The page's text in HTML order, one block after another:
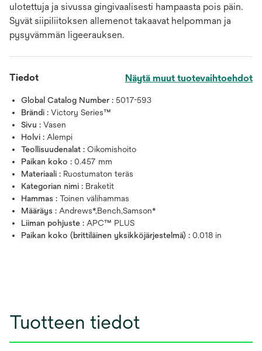
ulotettuja ja sivussa gingivaalisesti hampaasta pois päin.
Syvät siipiliitoksen allemenot takaavat helpomman ja
pysyvämmän ligeerauksen.
Tiedot Näytä muut tuotevaihtoehdot
Global Catalog Number : 5017-593
Brändi : Victory Series™
Sivu : Vasen
Holvi : Alempi
Teollisuudenalat : Oikomishoito
Paikan koko : 0.457 mm
Materiaali : Ruostumaton teräs
Kategorian nimi : Braketit
Hammas : Toinen välihammas
Määräys : Andrews*,Bench,Samson*
Liiman pohjuste : APC™ PLUS
Paikan koko (brittiläinen yksikköjärjestelmä) : 0.018 in
Tuotteen tiedot